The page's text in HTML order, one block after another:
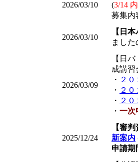
2026/03/10
(3/14
募集内
2026/03/10
【日
ました
2026/03/09
【日
成講習
・ ２
・ ２
・ ２
・ 一次
2025/12/24
【審
新案内
申請期